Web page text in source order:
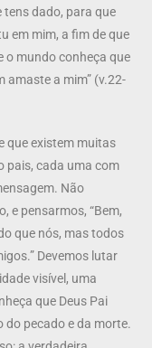
tens dado, para que
em mim, a fim de que
o mundo conheça que
amaste a mim” (v.22-
que existem muitas
pais, cada uma com
Não
e pensarmos, “Bem,
que nós, mas todos
Devemos lutar
visível, uma
que Deus Pai
do pecado e da morte.